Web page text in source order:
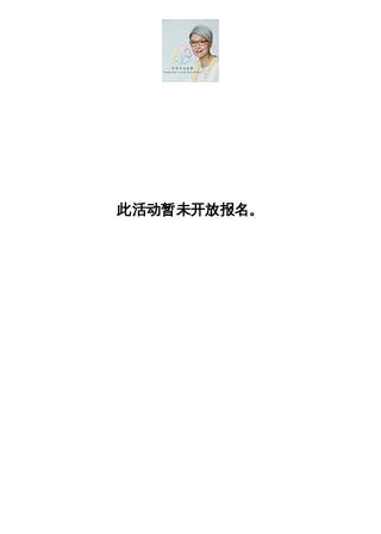
此活动暂未开放报名。